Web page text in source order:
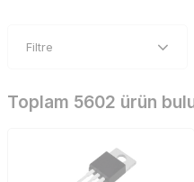
Filtre
Toplam 5602 ürün